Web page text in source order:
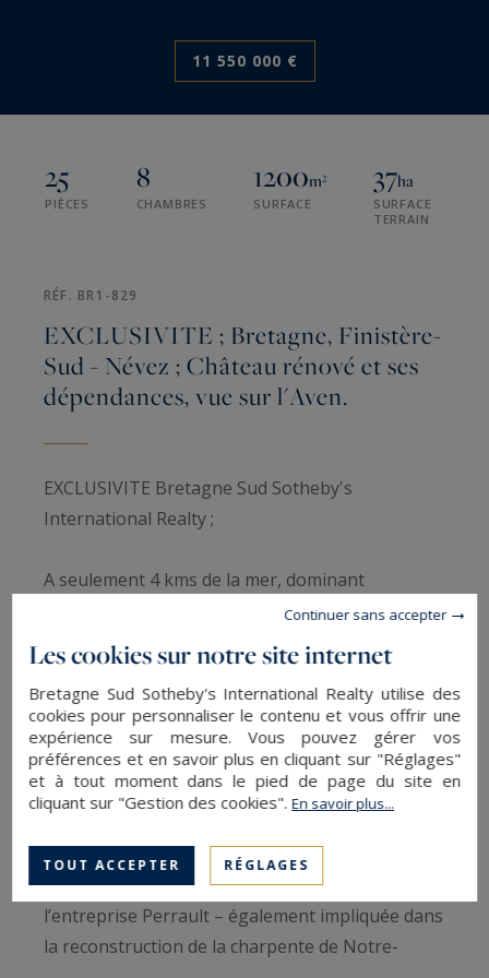
11 550 000 €
25
PIÈCES
8
CHAMBRES
1200m²
SURFACE
37ha
SURFACE
TERRAIN
RÉF. BR1-829
EXCLUSIVITE ; Bretagne, Finistère-
Sud - Névez ; Château rénové et ses
dépendances, vue sur l'Aven.
EXCLUSIVITE Bretagne Sud Sotheby's
International Realty ;
A seulement 4 kms de la mer, dominant
majestueusement la vallée de l’Aven, ce domaine
d’exception incarne l’élégance intemporelle du
patrimoine breton. Classé ISMH depuis 1935,
cette propriété historique associe une
architecture du XVème siècle (vers 1450) à une
extension du XIXe siècle, témoignant de
plusieurs siècles d’histoire liés notamment au
Entièrement restauré entre 2000 et 2007
notamment par les Compagnons du Devoir et
l’entreprise Perrault – également impliquée dans
la reconstruction de la charpente de Notre-
Les cookies sur notre site internet
Bretagne Sud Sotheby's International Realty utilise des
cookies pour personnaliser le contenu et vous offrir une
expérience sur mesure. Vous pouvez gérer vos
préférences et en savoir plus en cliquant sur "Réglages"
et à tout moment dans le pied de page du site en
cliquant sur "Gestion des cookies".En savoir plus...
TOUT ACCEPTER RÉGLAGES
Continuer sans accepter